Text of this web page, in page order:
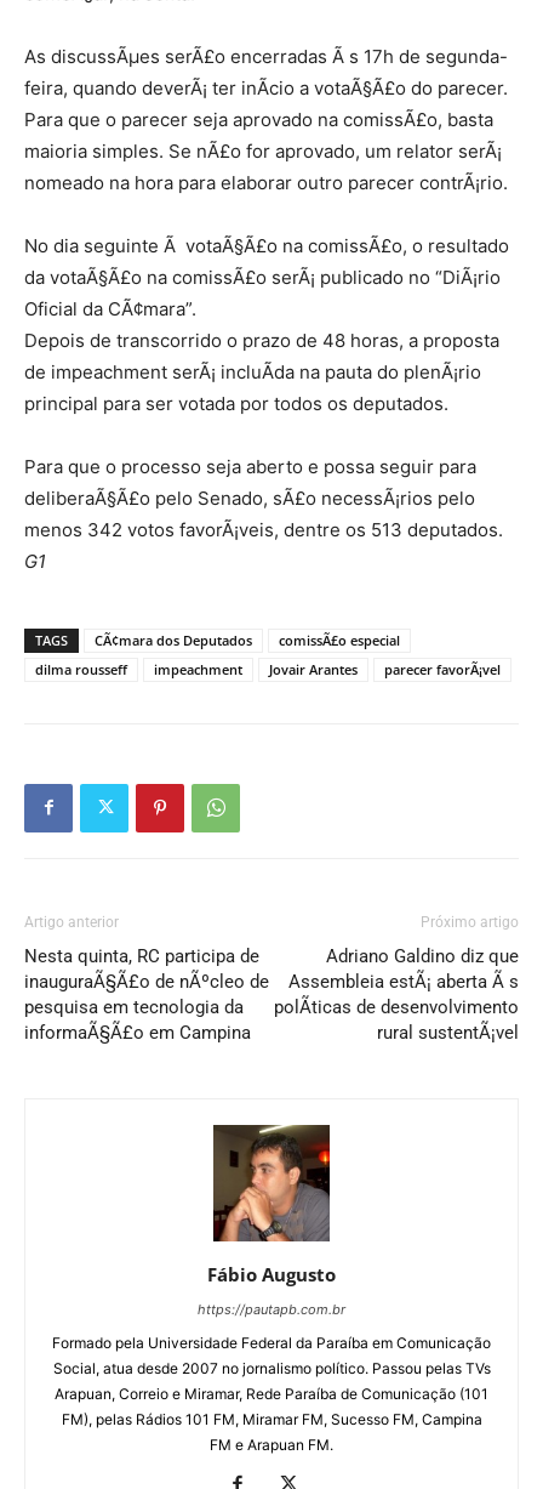
As discussÃµes serÃ£o encerradas Ã s 17h de segunda-
feira, quando deverÃ¡ ter inÃ­cio a votaÃ§Ã£o do parecer.
Para que o parecer seja aprovado na comissÃ£o, basta
maioria simples. Se nÃ£o for aprovado, um relator serÃ¡
nomeado na hora para elaborar outro parecer contrÃ¡rio.
No dia seguinte Ã votaÃ§Ã£o na comissÃ£o, o resultado
da votaÃ§Ã£o na comissÃ£o serÃ¡ publicado no “DiÃ¡rio
Oficial da CÃ¢mara”.
Depois de transcorrido o prazo de 48 horas, a proposta
de impeachment serÃ¡ incluÃ­da na pauta do plenÃ¡rio
principal para ser votada por todos os deputados.
Para que o processo seja aberto e possa seguir para
deliberaÃ§Ã£o pelo Senado, sÃ£o necessÃ¡rios pelo
menos 342 votos favorÃ¡veis, dentre os 513 deputados.
G1
TAGS CÃ¢mara dos Deputados
comissÃ£o especial
dilma rousseff
impeachment Jovair Arantes parecer favorÃ¡vel
Artigo anterior
Nesta quinta, RC participa de
inauguraÃ§Ã£o de nÃºcleo de
pesquisa em tecnologia da
informaÃ§Ã£o em Campina
Próximo artigo
Adriano Galdino diz que
Assembleia estÃ¡ aberta Ã s
polÃ­ticas de desenvolvimento
rural sustentÃ¡vel
Fábio Augusto
https://pautapb.com.br
Formado pela Universidade Federal da Paraíba em Comunicação
Social, atua desde 2007 no jornalismo político. Passou pelas TVs
Arapuan, Correio e Miramar, Rede Paraíba de Comunicação (101
FM), pelas Rádios 101 FM, Miramar FM, Sucesso FM, Campina
FM e Arapuan FM.